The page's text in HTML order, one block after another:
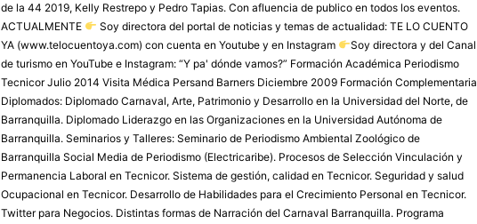
de la 44 2019, Kelly Restrepo y Pedro Tapias. Con afluencia de publico en todos los eventos.
ACTUALMENTE
Soy directora del portal de noticias y temas de actualidad: TE LO CUENTO
YA (www.telocuentoya.com) con cuenta en Youtube y en Instagram
Soy directora y del Canal
de turismo en YouTube e Instagram: “Y pa' dónde vamos?” Formación Académica Periodismo
Tecnicor Julio 2014 Visita Médica Persand Barners Diciembre 2009 Formación Complementaria
Diplomados: Diplomado Carnaval, Arte, Patrimonio y Desarrollo en la Universidad del Norte, de
Barranquilla. Diplomado Liderazgo en las Organizaciones en la Universidad Autónoma de
Barranquilla. Seminarios y Talleres: Seminario de Periodismo Ambiental Zoológico de
Barranquilla Social Media de Periodismo (Electricaribe). Procesos de Selección Vinculación y
Permanencia Laboral en Tecnicor. Sistema de gestión, calidad en Tecnicor. Seguridad y salud
Ocupacional en Tecnicor. Desarrollo de Habilidades para el Crecimiento Personal en Tecnicor.
Twitter para Negocios. Distintas formas de Narración del Carnaval Barranquilla. Programa